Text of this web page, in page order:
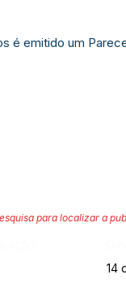
é emitido um
para localizar a
14